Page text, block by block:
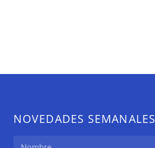
NOVEDADES SEMANALES